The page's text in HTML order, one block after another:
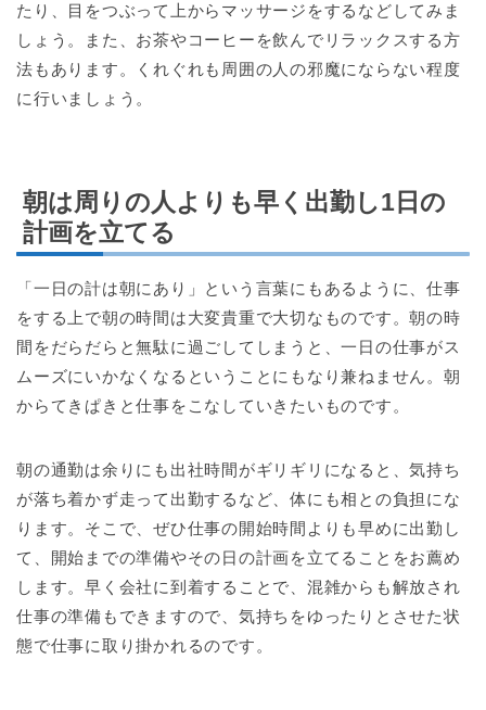
たり、目をつぶって上からマッサージをするなどしてみま
しょう。また、お茶やコーヒーを飲んでリラックスする方
法もあります。くれぐれも周囲の人の邪魔にならない程度
に行いましょう。
朝は周りの人よりも早く出勤し1日の
計画を立てる
「一日の計は朝にあり」という言葉にもあるように、仕事
をする上で朝の時間は大変貴重で大切なものです。朝の時
間をだらだらと無駄に過ごしてしまうと、一日の仕事がス
ムーズにいかなくなるということにもなり兼ねません。朝
からてきぱきと仕事をこなしていきたいものです。
朝の通勤は余りにも出社時間がギリギリになると、気持ち
が落ち着かず走って出勤するなど、体にも相との負担にな
ります。そこで、ぜひ仕事の開始時間よりも早めに出勤し
て、開始までの準備やその日の計画を立てることをお薦め
します。早く会社に到着することで、混雑からも解放され
仕事の準備もできますので、気持ちをゆったりとさせた状
態で仕事に取り掛かれるのです。